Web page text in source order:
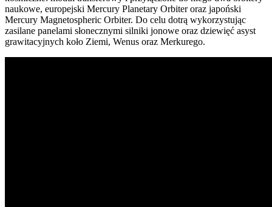
naukowe, europejski Mercury Planetary Orbiter oraz japoński
Mercury Magnetospheric Orbiter. Do celu dotrą wykorzystując
zasilane panelami słonecznymi silniki jonowe oraz dziewięć asyst
grawitacyjnych koło Ziemi, Wenus oraz Merkurego.